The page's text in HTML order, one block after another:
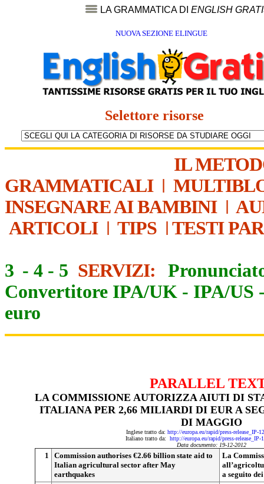
LA GRAMMATICA DI ENGLISH
NUOVA SEZIONE ELINGUE
Selettore risorse
IL
GRAMMATICALI|
INSEGNARE AI BAMBINI|
ARTICOLI| TIPS | TESTI
3 - 4 - 5 SERVIZI:
Convertitore IPA/UK - IPA/US
euro
PARALLEL
LA COMMISSIONE AUTORIZZA AIUTI DI
ITALIANA PER 2,66 MILIARDI DI EUR A
DI MAGGIO
Inglese tratto da: http://europa.eu/rapid/press-release_IP-
Italiano tratto da: http://europa.eu/rapid/press-
Data documento: 19-12-2012
1
Commission authorises €2.66 billion state aid to
Italian agricultural sector after May
earthquakes
La
a seguito